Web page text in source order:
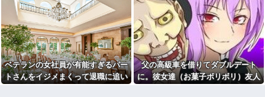
ゃんの隣あいてんじゃん！座っ
たろ！」→結果w w w w w w w
w
義両親「空き家になるし住ん
でいいよ」私たち「じゃあお言
葉に甘えて…」→引っ越した途
端、予想外の出来事が待ってい
て…
「昼間にあんなこと言った自
たあああああ！！！！【興中】
【後編】元旦那が突然、自分
の現妻とのメールを転送...その内
容がキモすぎた件
彼氏の家に遊びに行ったら彼
母が大皿から唐揚げを素手でつ
まんでひとくちかじり、残りを
大皿へ戻した。私目が点。あり
えないと彼氏に言ったら彼氏激
おこ
の前で見て...
ベテランの女社員が有能すぎるパー
トさんをイジメまくって退職に追い
父の高級車を借りてダブルデート
に。彼女達（お菓子ボリボリ）友人